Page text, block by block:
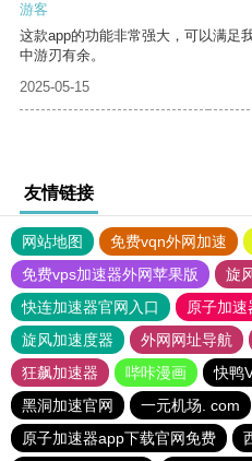
游客
这款app的功能非常强大，可以满足
中游刃有余。
2025-05-15
友情链接
网站地图 免费vqn外网加速
免费vps加速器外网苹果版
旋
快连加速器官网入口
原子加速
旋风加速度器
外网网址导航
狂飙加速器
哔咔漫画 快鸭
黑洞加速官网
一元机场. com
原子加速器app下载官网免费